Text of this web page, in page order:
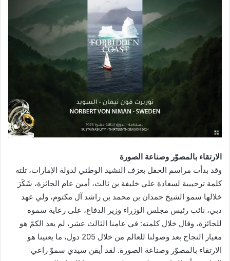
الارتقاء بالمصوّر وصناعة الصورة
وقد بدأت مراسم الحفل بعزف النشيد الوطني لدولة الإمارات، تلته
كلمة ترحيبية لسعادة علي خليفة بن ثالث، أمين عام الجائزة، شَكَرَ
خلالها سمو الشيخ حمدان بن محمد بن راشد آل مكتوم، ولي عهد
دبي، نائب رئيس مجلس الوزراء وزير الدفاع، على رعاية سموه
للجائزة، وقال خلال كلمته: في عامنا الثالث عشر، لم يعد الكمّ هو
معيار النجاح بعد وصولنا للعالم من خلال 205 دول، ما يعنينا هو
الارتقاء بالمصوّر وصناعة الصورة. لقد أيقن سيدي سموّ راعي